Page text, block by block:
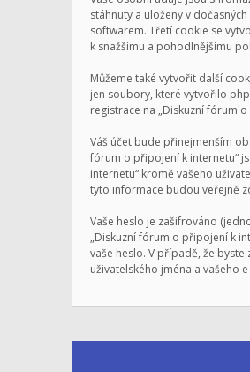
stáhnuty a uloženy v
softwarem. Třetí cookie se
k snažšímu a pohodlnějšímu
Můžeme také vytvořit další
jen soubory, které vytvořilo
registrace na „Diskuzní fórum
Váš účet bude přinejmenším
fórum o připojení k internetu“
internetu“ kromě vašeho
tyto informace budou veřejně
Vaše heslo je zašifrováno
„Diskuzní fórum o připojení k
vaše heslo. V případě, že
uživatelského jména a vašeho